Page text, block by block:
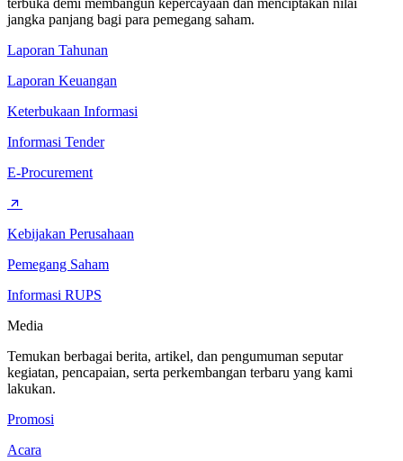
jangka panjang bagi para pemegang saham.
Laporan Tahunan
Laporan Keuangan
Keterbukaan Informasi
Informasi Tender
E-Procurement
Kebijakan Perusahaan
Pemegang Saham
Informasi RUPS
Media
Temukan berbagai berita, artikel, dan pengumuman seputar
kegiatan, pencapaian, serta perkembangan terbaru yang kami
lakukan.
Promosi
Acara